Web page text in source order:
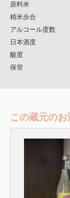
原料米
精米歩合
アルコール度数
日本酒度
酸度
保管
この蔵元のお